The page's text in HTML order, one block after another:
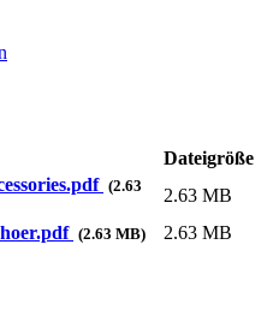
Dateigröße
(2.63
2.63 MB
(2.63 MB) 2.63 MB